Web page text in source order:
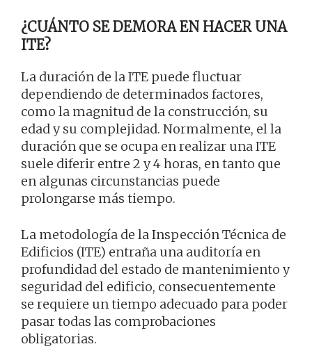
¿CUÁNTO SE DEMORA EN HACER UNA
ITE?
La duración de la ITE puede fluctuar
dependiendo de determinados factores,
como la magnitud de la construcción, su
edad y su complejidad. Normalmente, el la
duración que se ocupa en realizar una ITE
suele diferir entre 2 y 4 horas, en tanto que
en algunas circunstancias puede
prolongarse más tiempo.
La metodología de la Inspección Técnica de
Edificios (ITE) entraña una auditoría en
profundidad del estado de mantenimiento y
seguridad del edificio, consecuentemente
se requiere un tiempo adecuado para poder
pasar todas las comprobaciones
obligatorias.